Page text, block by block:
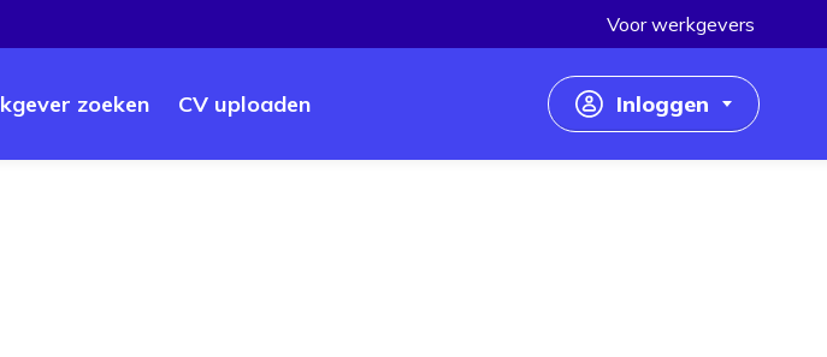
zoeken CV uploaden
Voor werkgevers
Inloggen